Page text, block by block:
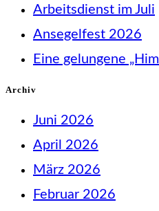
Arbeitsdienst im Juli
Ansegelfest 2026
Eine gelungene
Archiv
Juni 2026
April 2026
März 2026
Februar 2026